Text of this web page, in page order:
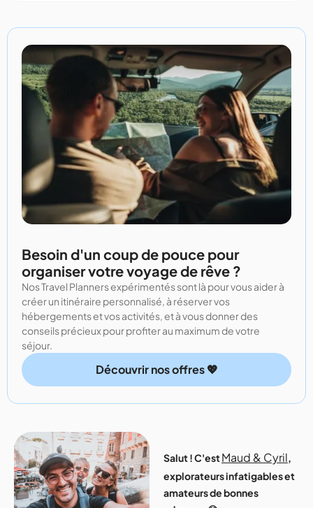
Besoin d'un coup de pouce pour
organiser votre voyage de rêve ?
Nos Travel Planners expérimentés sont là pour vous aider à
créer un itinéraire personnalisé, à réserver vos
hébergements et vos activités, et à vous donner des
conseils précieux pour profiter au maximum de votre
séjour.
Découvrir nos offres 💖
Salut ! C'estMaud & Cyril,
explorateurs infatigables et
amateurs de bonnes